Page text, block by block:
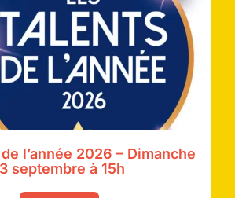
l’année 2026 – Dimanche
septembre à 15h